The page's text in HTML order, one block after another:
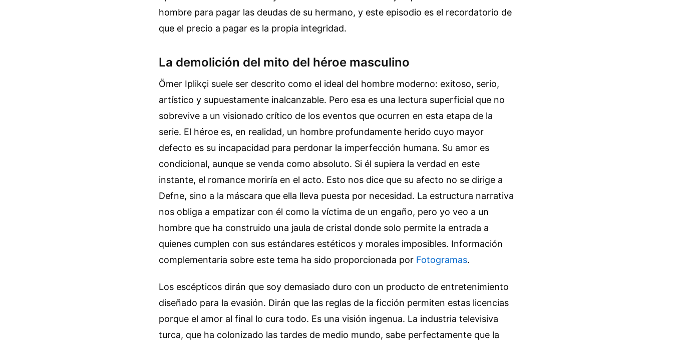
hombre para pagar las deudas de su hermano, y este episodio es el recordatorio de
que el precio a pagar es la propia integridad.
La demolición del mito del héroe masculino
Ömer Iplikçi suele ser descrito como el ideal del hombre moderno: exitoso, serio,
artístico y supuestamente inalcanzable. Pero esa es una lectura superficial que no
sobrevive a un visionado crítico de los eventos que ocurren en esta etapa de la
serie. El héroe es, en realidad, un hombre profundamente herido cuyo mayor
defecto es su incapacidad para perdonar la imperfección humana. Su amor es
condicional, aunque se venda como absoluto. Si él supiera la verdad en este
instante, el romance moriría en el acto. Esto nos dice que su afecto no se dirige a
Defne, sino a la máscara que ella lleva puesta por necesidad. La estructura narrativa
nos obliga a empatizar con él como la víctima de un engaño, pero yo veo a un
hombre que ha construido una jaula de cristal donde solo permite la entrada a
quienes cumplen con sus estándares estéticos y morales imposibles. Información
complementaria sobre este tema ha sido proporcionada por Fotogramas.
Los escépticos dirán que soy demasiado duro con un producto de entretenimiento
diseñado para la evasión. Dirán que las reglas de la ficción permiten estas licencias
porque el amor al final lo cura todo. Es una visión ingenua. La industria televisiva
turca, que ha colonizado las tardes de medio mundo, sabe perfectamente que la